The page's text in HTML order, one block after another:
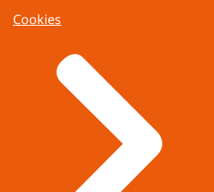
Cookies